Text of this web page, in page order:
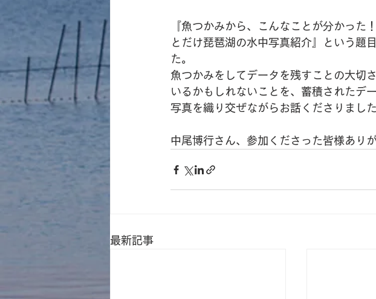
『魚つかみから、こんなことが分かっ
とだけ琵琶湖の水中写真紹介』という題
た。
魚つかみをしてデータを残すことの大切
いるかもしれないことを、蓄積されたデ
写真を織り交ぜながらお話くださりまし
中尾博行さん、参加くださった皆様あり
最新記事